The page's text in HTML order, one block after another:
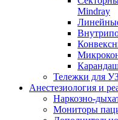
Mindray
Тележки для
Анестезиология и
Наркозно-
Мониторы